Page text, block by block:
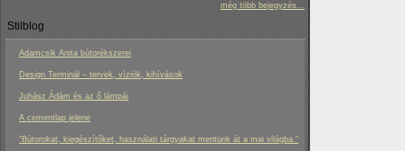
még több bejegyzés...
Stilblog
Adamcsik Anita bútorékszerei
Design Terminál – tervek, víziók, kihívások
Juhász Ádám és az ő lámpái
A cementlap jelene
“Bútorokat, kiegészítőket, használati tárgyakat mentünk át a mai világba.”